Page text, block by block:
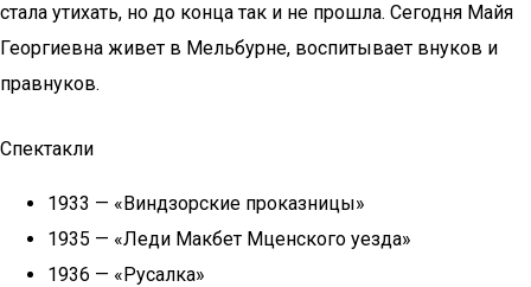
стала утихать, но до конца так и не прошла. Сегодня Майя
Георгиевна живет в Мельбурне, воспитывает внуков и
правнуков.
Спектакли
1933 — «Виндзорские проказницы»
1935 — «Леди Макбет Мценского уезда»
1936 — «Русалка»